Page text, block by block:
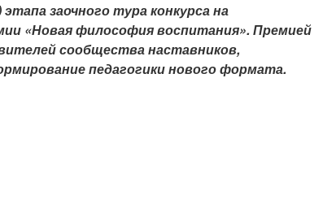
заочного тура конкурса на
«Новая философия воспитания». Премией
сообщества наставников,
педагогики нового формата.